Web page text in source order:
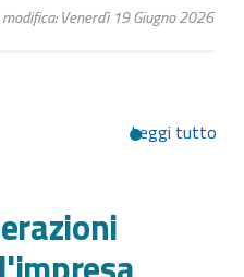
Venerdì 19 Giugno 2026
Leggi tutto